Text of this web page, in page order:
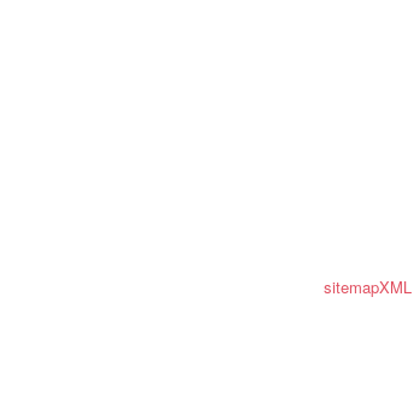
sitemapXML